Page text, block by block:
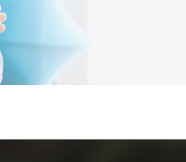
当社は以下の個人情報
いたします。